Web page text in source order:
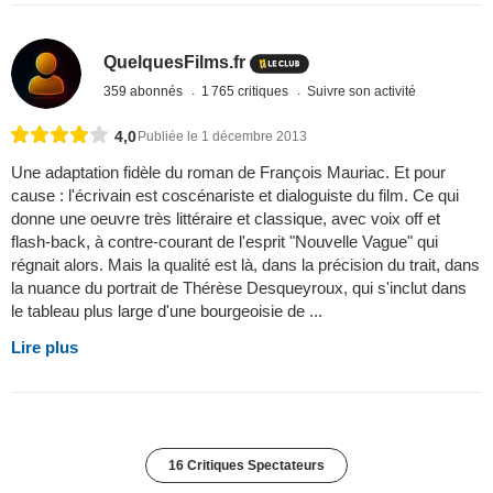
QuelquesFilms.fr
359 abonnés 1 765 critiques Suivre son activité
4,0 Publiée le 1 décembre 2013
Une adaptation fidèle du roman de François Mauriac. Et pour
cause : l'écrivain est coscénariste et dialoguiste du film. Ce qui
donne une oeuvre très littéraire et classique, avec voix off et
flash-back, à contre-courant de l'esprit "Nouvelle Vague" qui
régnait alors. Mais la qualité est là, dans la précision du trait, dans
la nuance du portrait de Thérèse Desqueyroux, qui s'inclut dans
le tableau plus large d'une bourgeoisie de ...
Lire plus
16 Critiques Spectateurs